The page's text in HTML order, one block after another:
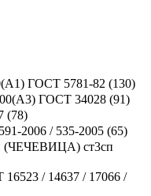
ГОСТ 5781-82 (130)
ГОСТ 34028 (91)
(78)
2006 / 535-2005 (65)
(ЧЕЧЕВИЦА) ст3сп
/ 14637 / 17066 /